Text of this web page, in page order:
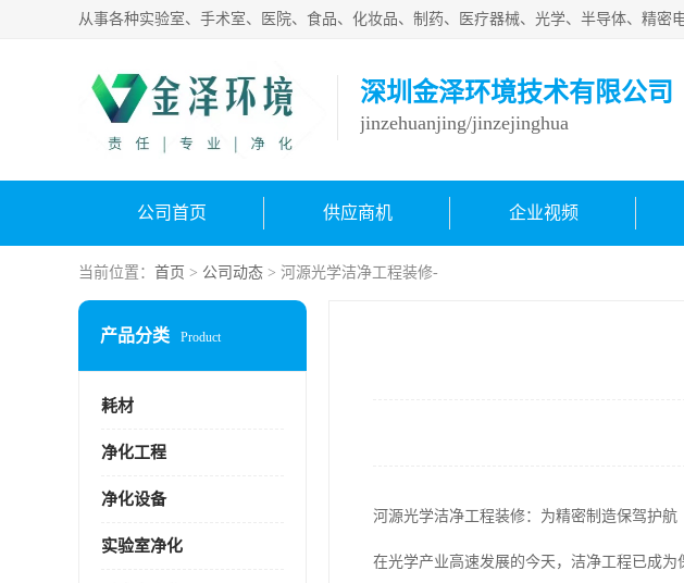
深圳金泽环境技术有限公司
jinzehuanjing/jinzejinghua
公司首页 供应商机 企业视频
当前位置： 首页 > 公司动态 > 河源光学洁净工程装修-
产品分类 Product
耗材
净化工程
净化设备
实验室净化
河源光学洁净工程装修：为精密制造保驾护航
在光学产业高速发展的今天，洁净工程已成